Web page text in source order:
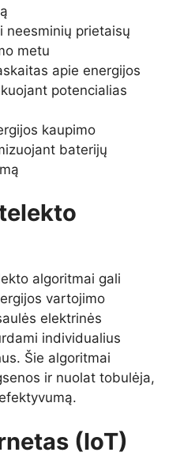
neesminių prietaisų
metu
apie energijos
potencialias
kaupimo
baterijų
algoritmai gali
vartojimo
elektrinės
individualius
Šie algoritmai
ir nuolat tobulėja,
(IoT)